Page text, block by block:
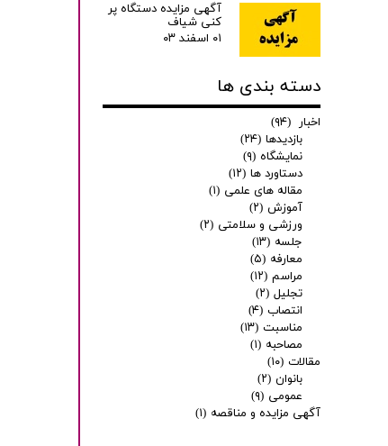
آگهی مزایده دستگاه پر
کنی شیاف
۰۱ اسفند ۰۳
دسته بندی ها
اخبار (۹۴)
بازدیدها (۲۴)
نمایشگاه (۹)
دستاورد ها (۱۲)
مقاله های علمی (۱)
آموزش (۲)
ورزشی و سلامتی (۲)
جلسه (۱۳)
معارفه (۵)
مراسم (۱۲)
تجلیل (۲)
انتصاب (۴)
مناسبت (۱۳)
مصاحبه (۱)
مقالات (۱۰)
بانوان (۲)
عمومی (۹)
آگهی مزایده و مناقصه (۱)